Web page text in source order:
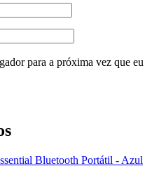
para a próxima vez que eu